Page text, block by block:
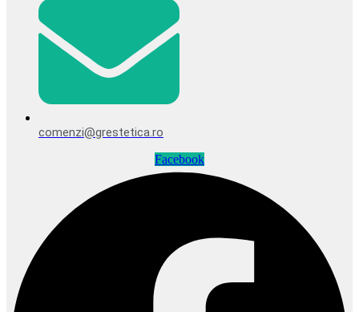
comenzi@grestetica.ro
Facebook